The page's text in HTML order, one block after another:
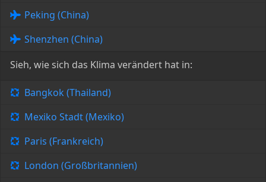
Peking (China)
Shenzhen (China)
Sieh, wie sich das Klima verändert hat in:
Bangkok (Thailand)
Mexiko Stadt (Mexiko)
Paris (Frankreich)
London (Großbritannien)